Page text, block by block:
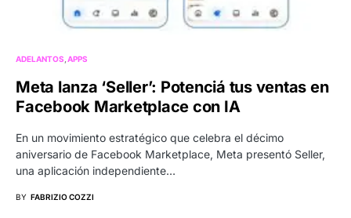
ADELANTOS APPS
Meta lanza ‘Seller’: Potenciá tus ventas en
Facebook Marketplace con IA
En un movimiento estratégico que celebra el décimo
aniversario de Facebook Marketplace, Meta presentó Seller,
una aplicación independiente…
BY FABRIZIO COZZI